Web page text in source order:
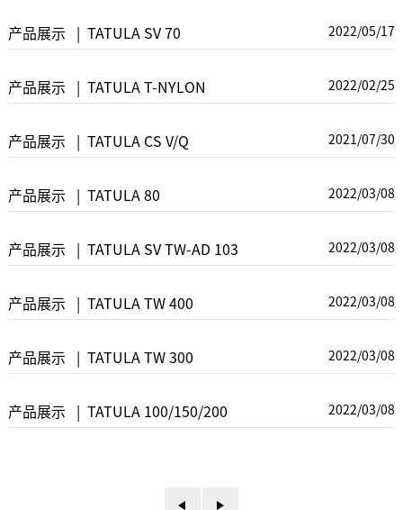
产品展示 | TATULA SV 70 2022/05/17
产品展示 | TATULA T-NYLON 2022/02/25
产品展示 | TATULA CS V/Q 2021/07/30
产品展示 | TATULA 80 2022/03/08
产品展示 | TATULA SV TW-AD 103 2022/03/08
产品展示 | TATULA TW 400 2022/03/08
产品展示 | TATULA TW 300 2022/03/08
产品展示 | TATULA 100/150/200 2022/03/08